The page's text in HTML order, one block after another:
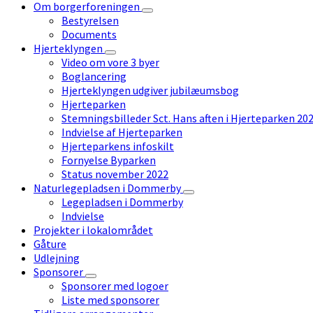
Om borgerforeningen
Bestyrelsen
Documents
Hjerteklyngen
Video om vore 3 byer
Boglancering
Hjerteklyngen udgiver jubilæumsbog
Hjerteparken
Stemningsbilleder Sct. Hans aften i Hjerteparken
Indvielse af Hjerteparken
Hjerteparkens infoskilt
Fornyelse Byparken
Status november 2022
Naturlegepladsen i Dommerby
Legepladsen i Dommerby
Indvielse
Projekter i lokalområdet
Gåture
Udlejning
Sponsorer
Sponsorer med logoer
Liste med sponsorer